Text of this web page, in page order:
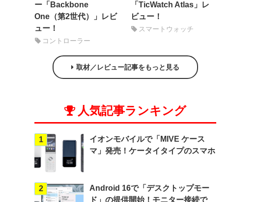
ー「Backbone
One（第2世代）」レビ
ュー！
コントローラー
「TicWatch Atlas」レ
ビュー！
スマートウォッチ
取材／レビュー記事をもっと見る
人気記事ランキング
1
イオンモバイルで「MIVE ケース
マ」発売！ケータイタイプのスマホ
2
Android 16で「デスクトップモー
ド」の提供開始！モニター接続で